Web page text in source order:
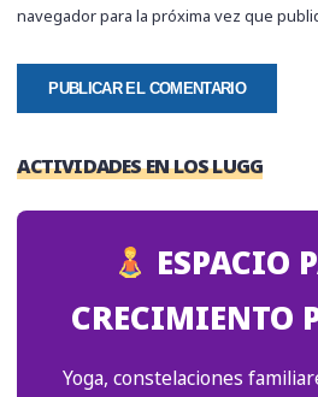
navegador para la próxima vez que
ACTIVIDADES EN LOS LUGG
ESPACIO
CRECIMIENTO
Yoga, constelaciones